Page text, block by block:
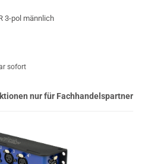
3-pol männlich
sofort
nur für Fachhandelspartner